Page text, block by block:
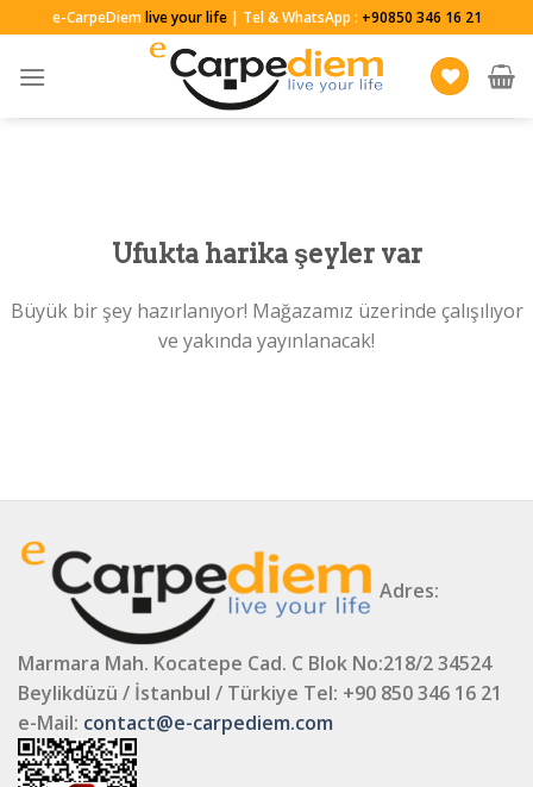
to
content
e-CarpeDiemlive your life| Tel & WhatsApp : +90850 346 16 21
Ufukta harika şeyler var
Büyük bir şey hazırlanıyor! Mağazamız üzerinde çalışılıyor
ve yakında yayınlanacak!
Adres:
Marmara Mah. Kocatepe Cad. C Blok No:218/2 34524
Beylikdüzü / İstanbul / Türkiye Tel: +90 850 346 16 21
e-Mail: contact@e-carpediem.com